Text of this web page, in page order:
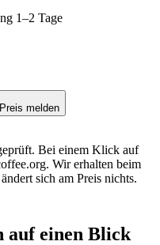
1–2 Tage
Preis melden
Bei einem Klick auf
Wir erhalten beim
sich am Preis nichts.
auf einen Blick